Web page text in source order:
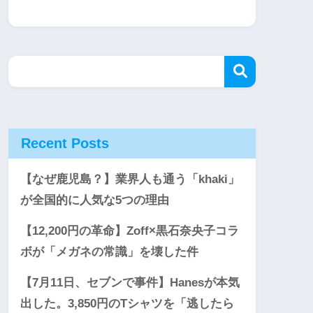
Recent Posts
【なぜ鹿児島？】業界人も通う「khaki」
が全国的に人気な5つの理由
【12,200円の革命】Zoff×黒石奈央子コラ
ボが「メガネの常識」を壊した件
【7月11日、セブンで事件】Hanesが本気
出した。3,850円のTシャツを「逃したら